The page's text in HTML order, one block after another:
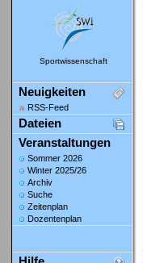
Sportwissenschaft
Neuigkeiten
RSS-Feed
Dateien
Veranstaltungen
Sommer 2026
Winter 2025/26
Archiv
Suche
Zeitenplan
Dozentenplan